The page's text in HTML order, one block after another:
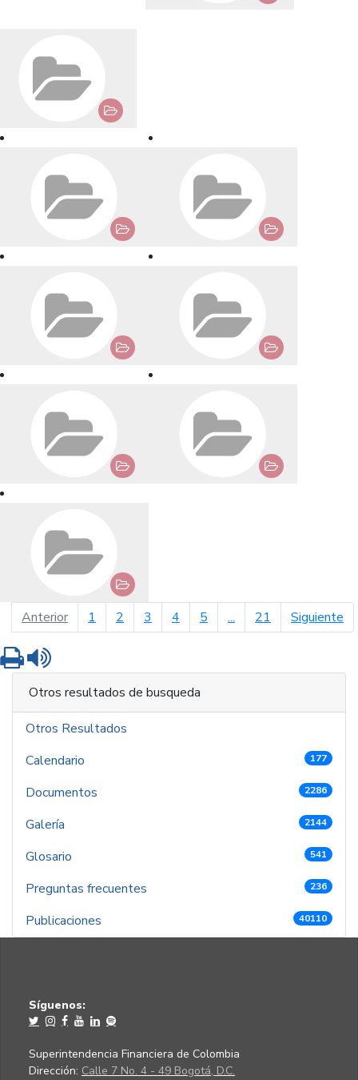
Anteriorpágina anterior
1 2 3 4 5 ... 21 Siguiente
Imprimir
Otros resultados de busqueda
Otros Resultados
Calendario
177
Documentos 2286
Galería 2144
Glosario 541
Preguntas frecuentes 236
Publicaciones 40110
Síguenos:
Superintendencia Financiera de Colombia
Dirección: Calle 7 No. 4 - 49 Bogotá, D.C.